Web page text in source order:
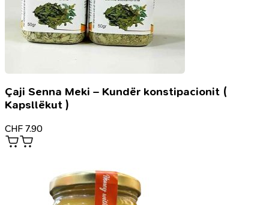
Çaji Senna Meki – Kundër konstipacionit (
Kapsllëkut )
CHF 7.90